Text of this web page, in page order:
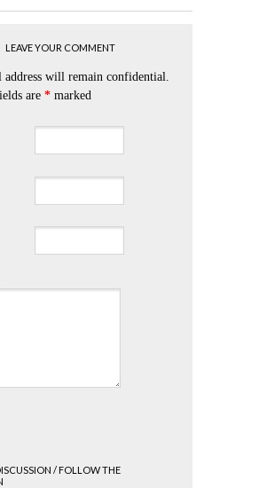
LEAVE YOUR COMMENT
address will remain confidential.
are *marked
/ FOLLOW THE